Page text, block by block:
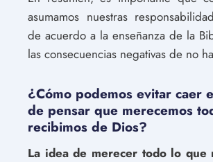
asumamos nuestras
de acuerdo a la enseñanza de la
las consecuencias negativas de no
¿Cómo podemos evitar caer
de pensar que merecemos
recibimos de Dios?
La idea de merecer todo lo que